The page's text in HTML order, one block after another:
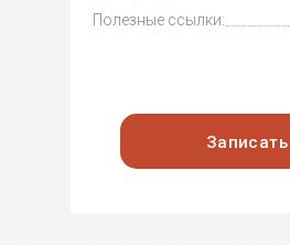
Полезные ссылки:
Записать